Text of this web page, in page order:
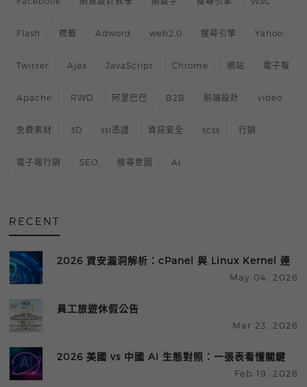
Flash 標籤 Adword web2.0 搜尋引擎 Yahoo
Twitter Ajax JavaScript Chrome 網站 電子報
Apache RWD 阿里巴巴 B2B 前端設計 video
免費素材 3D ssl憑證 資訊安全 scss 行銷
電子報行銷 SEO 搜尋意圖 AI
RECENT
2026 資安漏洞解析：cPanel 與 Linux Kernel 連
May 04, 2026
員工旅遊休假公告
Mar 23, 2026
2026 美國 vs 中國 AI 生態對照：一張表看懂關鍵
Feb 19, 2026